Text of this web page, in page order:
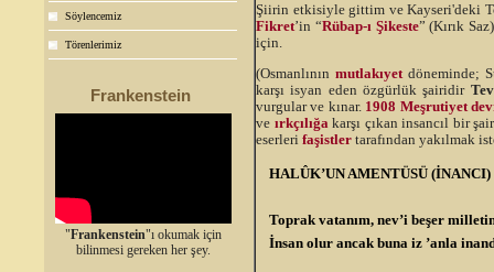
Söylencemiz
Törenlerimiz
Frankenstein
"Frankenstein"ı okumak için
bilinmesi gereken her şey.
Şiirin etkisiyle gittim ve Kayseri'deki
Fikret’in “Rübap-ı Şikeste” (Kırık
için.
(Osmanlının mutlakıyetdöneminde;
karşı isyan eden özgürlük şairidir
vurgular ve kınar. 1908 Meşrutiyet
ve ırkçılığakarşı çıkan insancıl bir
eserleri faşistler tarafından yakılmak
HALÛK’UN AMENTÜSÜ (İNANCI)
Toprak vatanım, nev’i beşer
İnsan olur ancak buna iz ’anla